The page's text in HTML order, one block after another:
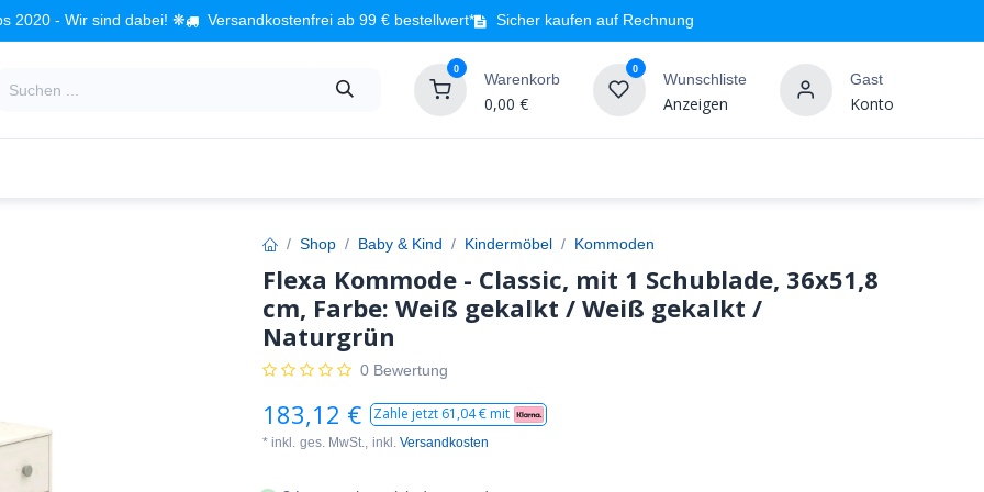
2020 - Wir sind dabei! ❋ Versandkostenfrei ab 99 € bestellwert* Sicher kaufen auf Rechnung
0
Warenkorb
0,00 €
0
Wunschliste
Anzeigen
Gast
Konto
Shop Baby & Kind Kindermöbel Kommoden
Flexa Kommode - Classic, mit 1 Schublade, 36x51,8
cm, Farbe: Weiß gekalkt / Weiß gekalkt /
Naturgrün
0 Bewertung
183,12 € Zahle jetzt 61,04€ mit
* inkl. ges. MwSt., inkl. Versandkosten